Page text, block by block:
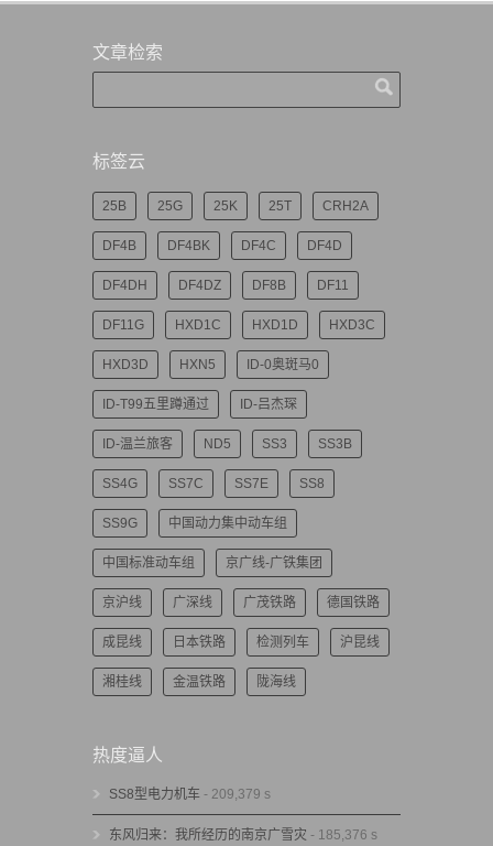
文章检索
标签云
25B 25G 25K 25T CRH2A
DF4B DF4BK DF4C DF4D
DF4DH DF4DZ DF8B DF11
DF11G HXD1C HXD1D HXD3C
HXD3D HXN5 ID-0奥斑马0
ID-T99五里蹲通过 ID-吕杰琛
ID-温兰旅客 ND5 SS3 SS3B
SS4G SS7C SS7E SS8
SS9G 中国动力集中动车组
中国标准动车组 京广线-广铁集团
京沪线 广深线 广茂铁路 德国铁路
成昆线 日本铁路 检测列车 沪昆线
湘桂线 金温铁路 陇海线
热度逼人
SS8型电力机车 - 209,379 s
东风归来：我所经历的南京广雪灾 - 185,376 s